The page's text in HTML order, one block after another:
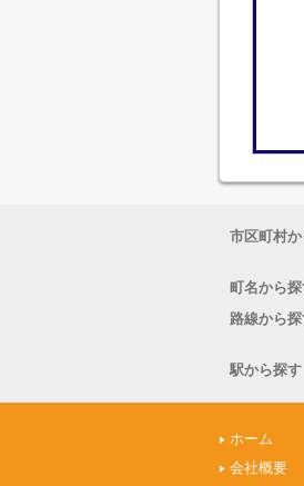
市区町村
町名から
路線から
駅から探す
ホーム
会社概要